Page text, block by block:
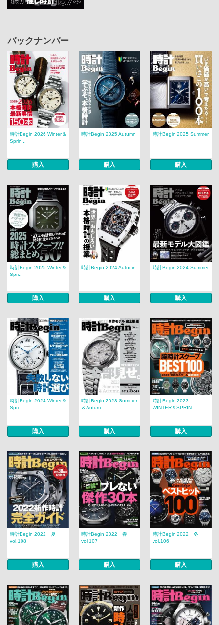
バックナンバー
時計Begin 2026 Winter＆
Sprin...
購入
時計Begin 2025 Autumn
購入
時計Begin 2025 Summer
購入
時計Begin 2025 Winter＆
Spri...
購入
時計Begin 2024 Autumn
購入
時計Begin 2024 Summer
購入
時計Begin 2024 Winter＆
Spri...
購入
時計Begin 2023 Summer
＆Autum...
購入
時計Begin 2023
WINTER＆SPRIN...
購入
時計Begin 2022 夏
vol.108
購入
時計Begin 2022 春
vol.107
購入
時計Begin 2022 冬
vol.106
購入